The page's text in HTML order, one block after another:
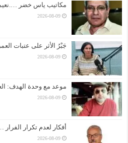
مكاتيب ياس خضر
2026-08-09
جَبْرُ الأثر على عتبات
2026-08-09
موعد مع وحدة الهدف:
2026-08-09
أفكار لعدم تكرار
2026-08-09